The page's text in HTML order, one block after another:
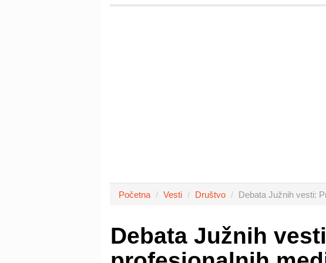
Početna Vesti Društvo Debata Južnih vesti:
Debata Južnih